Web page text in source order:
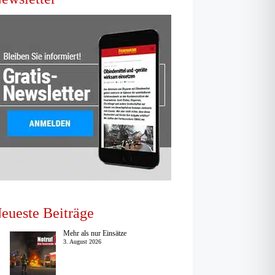
Beiträge
Mehr als nur Einsätze
3. August 2026